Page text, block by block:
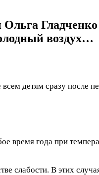
Гладченко
воздух…
детям сразу после
время года при
слабости. В этих